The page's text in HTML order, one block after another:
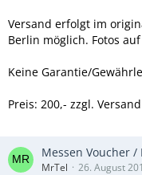
Versand erfolgt im
Berlin möglich. Fotos
Keine Garantie/
Preis: 200,- zzgl. Versand
Messen Voucher /
MrTel 26. August